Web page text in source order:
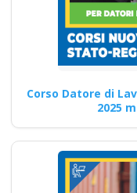
guida
Corso Datore di
2025